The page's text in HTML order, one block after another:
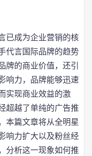
已成为企业营销的核
代言国际品牌的趋势
牌的商业价值，还引
响力，品牌能够迅速
实现商业效益的激
超越了单纯的广告推
本篇文章将从全明星
响力扩大以及粉丝经
分析这一现象如何推